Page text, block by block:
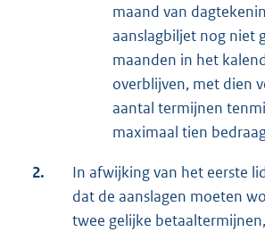
maand van
aanslagbiljet nog niet
maanden in het
overblijven, met dien
aantal termijnen
maximaal tien
2.
In afwijking van het eerste
dat de aanslagen moeten
twee gelijke